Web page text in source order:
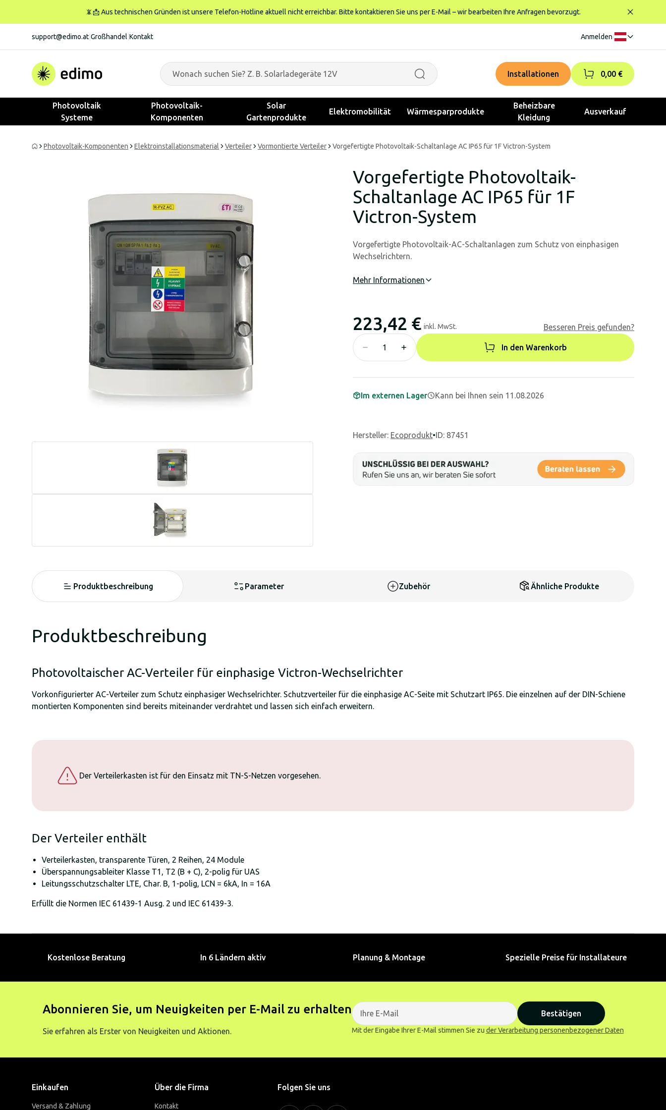
📵📩 Aus technischen Gründen ist unsere Telefon-Hotline aktuell nicht erreichbar. Bitte kontaktieren Sie uns per E-Mail – wir bearbeiten Ihre Anfragen bevorzugt.
support@edimo.at Großhandel Kontakt Anmelden
Installationen 0,00 €
Photovoltaik
Systeme
Photovoltaik-
Komponenten
Solar
Gartenprodukte
Elektromobilität Wärmesparprodukte
Beheizbare
Kleidung
Ausverkauf
Photovoltaik-Komponenten Elektroinstallationsmaterial Verteiler Vormontierte Verteiler Vorgefertigte Photovoltaik-Schaltanlage AC IP65 für 1F Victron-System
Vorgefertigte Photovoltaik-
Schaltanlage AC IP65 für 1F
Victron-System
Vorgefertigte Photovoltaik-AC-Schaltanlagen zum Schutz von einphasigen
Wechselrichtern.
Mehr Informationen
223,42 € inkl. MwSt. Besseren Preis gefunden?
In den Warenkorb
Im externen Lager Kann bei Ihnen sein 11.08.2026
Hersteller: Ecoprodukt•ID: 87451
Produktbeschreibung Parameter Zubehör Ähnliche Produkte
Produktbeschreibung
Photovoltaischer AC-Verteiler für einphasige Victron-Wechselrichter
Vorkonfigurierter AC-Verteiler zum Schutz einphasiger Wechselrichter. Schutzverteiler für die einphasige AC-Seite mit Schutzart IP65. Die einzelnen auf der DIN-Schiene
montierten Komponenten sind bereits miteinander verdrahtet und lassen sich einfach erweitern.
Der Verteilerkasten ist für den Einsatz mit TN-S-Netzen vorgesehen.
Der Verteiler enthält
Verteilerkasten, transparente Türen, 2 Reihen, 24 Module
Überspannungsableiter Klasse T1, T2 (B + C), 2-polig für UAS
Leitungsschutzschalter LTE, Char. B, 1-polig, LCN = 6kA, In = 16A
Erfüllt die Normen IEC 61439-1 Ausg. 2 und IEC 61439-3.
Kostenlose Beratung In 6 Ländern aktiv Planung & Montage Spezielle Preise für Installateure
Abonnieren Sie, um Neuigkeiten per E-Mail zu erhalten
Sie erfahren als Erster von Neuigkeiten und Aktionen.
Bestätigen
Mit der Eingabe Ihrer E-Mail stimmen Sie zu der Verarbeitung personenbezogener Daten
Einkaufen
Versand & Zahlung
Über die Firma
Kontakt
Folgen Sie uns